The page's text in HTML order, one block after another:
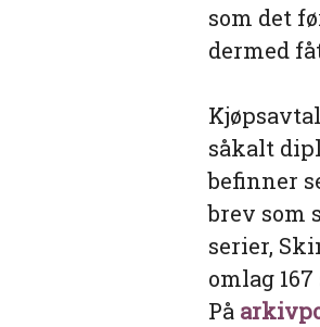
som det
dermed
såkalt
befinner
brev som
serier,
omlag
På